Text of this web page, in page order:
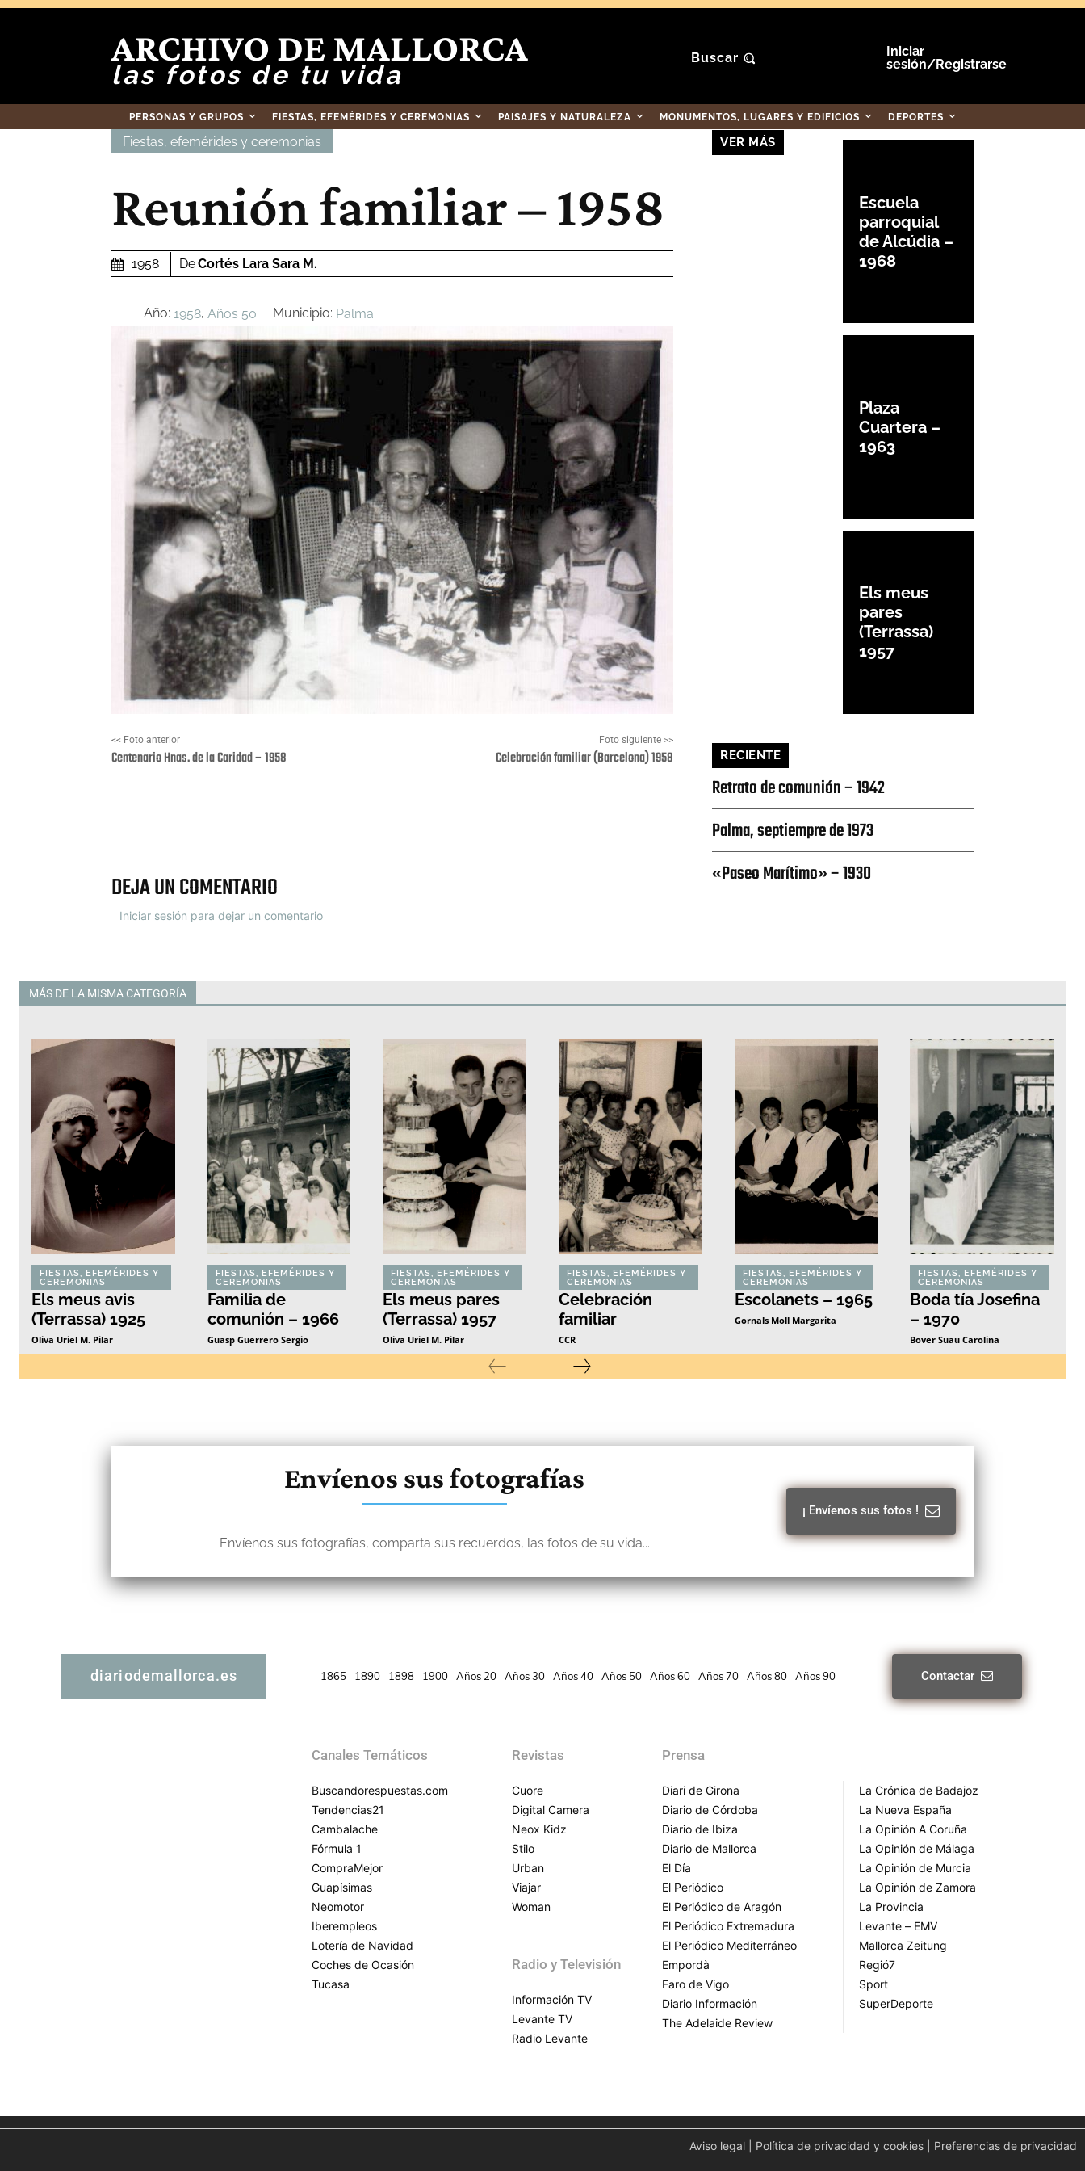
ARCHIVO DE MALLORCA
las fotos de tu vida
Buscar
Iniciar
sesión/Registrarse
PERSONAS Y GRUPOS FIESTAS, EFEMÉRIDES Y CEREMONIAS PAISAJES Y NATURALEZA MONUMENTOS, LUGARES Y EDIFICIOS DEPORTES
Fiestas, efemérides y ceremonias
Reunión familiar – 1958
1958 DeCortés Lara Sara M.
Año: 1958, Años 50 Municipio: Palma
<< Foto anterior
Centenario Hnas. de la Caridad – 1958
Foto siguiente >>
Celebración familiar (Barcelona) 1958
DEJA UN COMENTARIO
Iniciar sesión para dejar un comentario
VER MÁS
Escuela
parroquial
de Alcúdia –
1968
Plaza
Cuartera –
1963
Els meus
pares
(Terrassa)
1957
RECIENTE
Retrato de comunión – 1942
Palma, septiempre de 1973
«Paseo Marítimo» – 1930
MÁS DE LA MISMA CATEGORÍA
FIESTAS, EFEMÉRIDES Y
CEREMONIAS
Els meus avis
(Terrassa) 1925
Oliva Uriel M. Pilar
FIESTAS, EFEMÉRIDES Y
CEREMONIAS
Familia de
comunión – 1966
Guasp Guerrero Sergio
FIESTAS, EFEMÉRIDES Y
CEREMONIAS
Els meus pares
(Terrassa) 1957
Oliva Uriel M. Pilar
FIESTAS, EFEMÉRIDES Y
CEREMONIAS
Celebración
familiar
CCR
FIESTAS, EFEMÉRIDES Y
CEREMONIAS
Escolanets – 1965
Gornals Moll Margarita
FIESTAS, EFEMÉRIDES Y
CEREMONIAS
Boda tía Josefina
– 1970
Bover Suau Carolina
Envíenos sus fotografías
Envíenos sus fotografías, comparta sus recuerdos, las fotos de su vida...
¡ Envíenos sus fotos !
diariodemallorca.es 1865 1890 1898 1900 Años 20 Años 30 Años 40 Años 50 Años 60 Años 70 Años 80 Años 90 Contactar
Canales Temáticos
Buscandorespuestas.com
Tendencias21
Cambalache
Fórmula 1
CompraMejor
Guapísimas
Neomotor
Iberempleos
Lotería de Navidad
Coches de Ocasión
Tucasa
Revistas
Cuore
Digital Camera
Neox Kidz
Stilo
Urban
Viajar
Woman
Radio y Televisión
Información TV
Levante TV
Radio Levante
Prensa
Diari de Girona
Diario de Córdoba
Diario de Ibiza
Diario de Mallorca
El Día
El Periódico
El Periódico de Aragón
El Periódico Extremadura
El Periódico Mediterráneo
Empordà
Faro de Vigo
Diario Información
The Adelaide Review
La Crónica de Badajoz
La Nueva España
La Opinión A Coruña
La Opinión de Málaga
La Opinión de Murcia
La Opinión de Zamora
La Provincia
Levante – EMV
Mallorca Zeitung
Regió7
Sport
SuperDeporte
Aviso legal Política de privacidad y cookies Preferencias de privacidad